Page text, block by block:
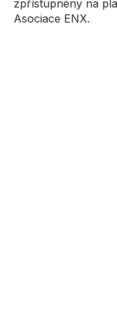
zpřístupněny na
Asociace ENX.